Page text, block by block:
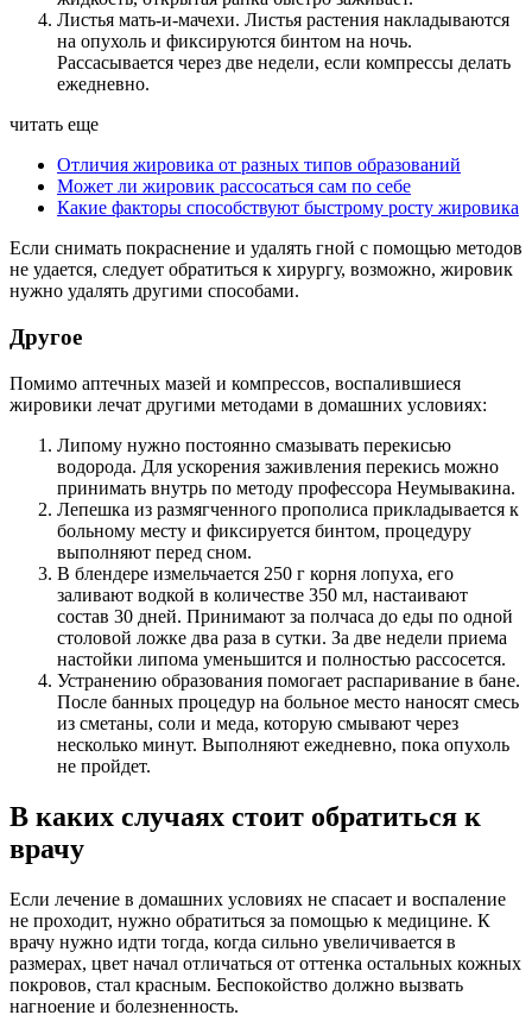
Листья мать-и-мачехи. Листья растения накладываются
на опухоль и фиксируются бинтом на ночь.
Рассасывается через две недели, если компрессы делать
ежедневно.
читать еще
Отличия жировика от разных типов образований
Может ли жировик рассосаться сам по себе
Какие факторы способствуют быстрому росту жировика
Если снимать покраснение и удалять гной с помощью методов
не удается, следует обратиться к хирургу, возможно, жировик
нужно удалять другими способами.
Другое
Помимо аптечных мазей и компрессов, воспалившиеся
жировики лечат другими методами в домашних условиях:
Липому нужно постоянно смазывать перекисью
водорода. Для ускорения заживления перекись можно
принимать внутрь по методу профессора Неумывакина.
Лепешка из размягченного прополиса прикладывается к
больному месту и фиксируется бинтом, процедуру
выполняют перед сном.
В блендере измельчается 250 г корня лопуха, его
заливают водкой в количестве 350 мл, настаивают
состав 30 дней. Принимают за полчаса до еды по одной
столовой ложке два раза в сутки. За две недели приема
настойки липома уменьшится и полностью рассосется.
Устранению образования помогает распаривание в бане.
После банных процедур на больное место наносят смесь
из сметаны, соли и меда, которую смывают через
несколько минут. Выполняют ежедневно, пока опухоль
не пройдет.
В каких случаях стоит обратиться к
врачу
Если лечение в домашних условиях не спасает и воспаление
не проходит, нужно обратиться за помощью к медицине. К
врачу нужно идти тогда, когда сильно увеличивается в
размерах, цвет начал отличаться от оттенка остальных кожных
покровов, стал красным. Беспокойство должно вызвать
нагноение и болезненность.